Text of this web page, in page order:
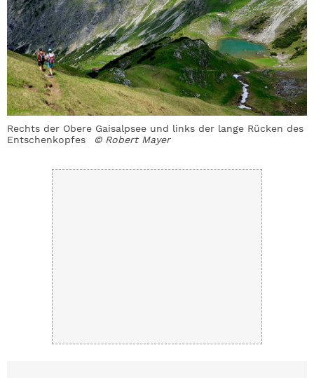
Rechts der Obere Gaisalpsee und links der lange Rücken des
Entschenkopfes
© Robert Mayer